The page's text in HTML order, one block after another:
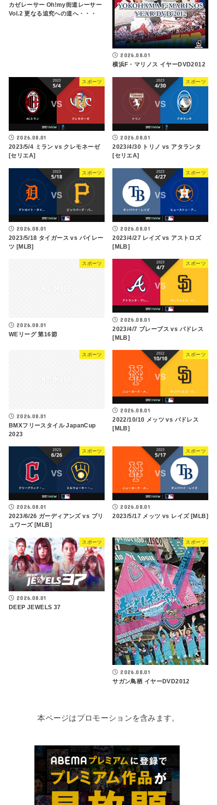
カゼレーサー Oh!my街道レーサー
Vol.2 更なる追究への道へ・・・
2026.08.01
横浜F・マリノス イヤーDVD2012
スポーツ
2026.08.01
2023/5/4 ミラン vs クレモネーゼ
[セリエA]
スポーツ
2026.08.01
2023/4/30 トリノ vs アタランタ
[セリエA]
スポーツ
2026.08.01
2023/5/18 タイガース vs パイレー
ツ [MLB]
スポーツ
2026.08.01
2023/4/27 レイズ vs アストロズ
[MLB]
スポーツ
2026.08.01
WEリーグ 第16節
スポーツ
2026.08.01
2023/4/7 ブレーブス vs パドレス
[MLB]
スポーツ
2026.08.01
BMXフリースタイル JapanCup
2023
スポーツ
2026.08.01
2022/10/10 メッツ vs パドレス
[MLB]
スポーツ
2026.08.01
2023/6/26 ガーディアンズ vs ブリ
ュワーズ [MLB]
スポーツ
2026.08.01
2023/5/17 メッツ vs レイズ [MLB]
スポーツ
2026.08.01
DEEP JEWELS 37
スポーツ
2026.08.01
サガン鳥栖 イヤーDVD2012
本ページはプロモーションを含みます。